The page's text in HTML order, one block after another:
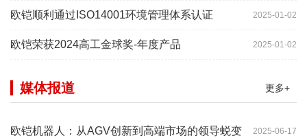
2025-01-02
欧铠顺利通过ISO14001环境管理体系认证
2025-01-02
欧铠荣获2024高工金球奖-年度产品
更多+
媒体报道
2025-06-17
欧铠机器人：从AGV创新到高端市场的领导蜕变